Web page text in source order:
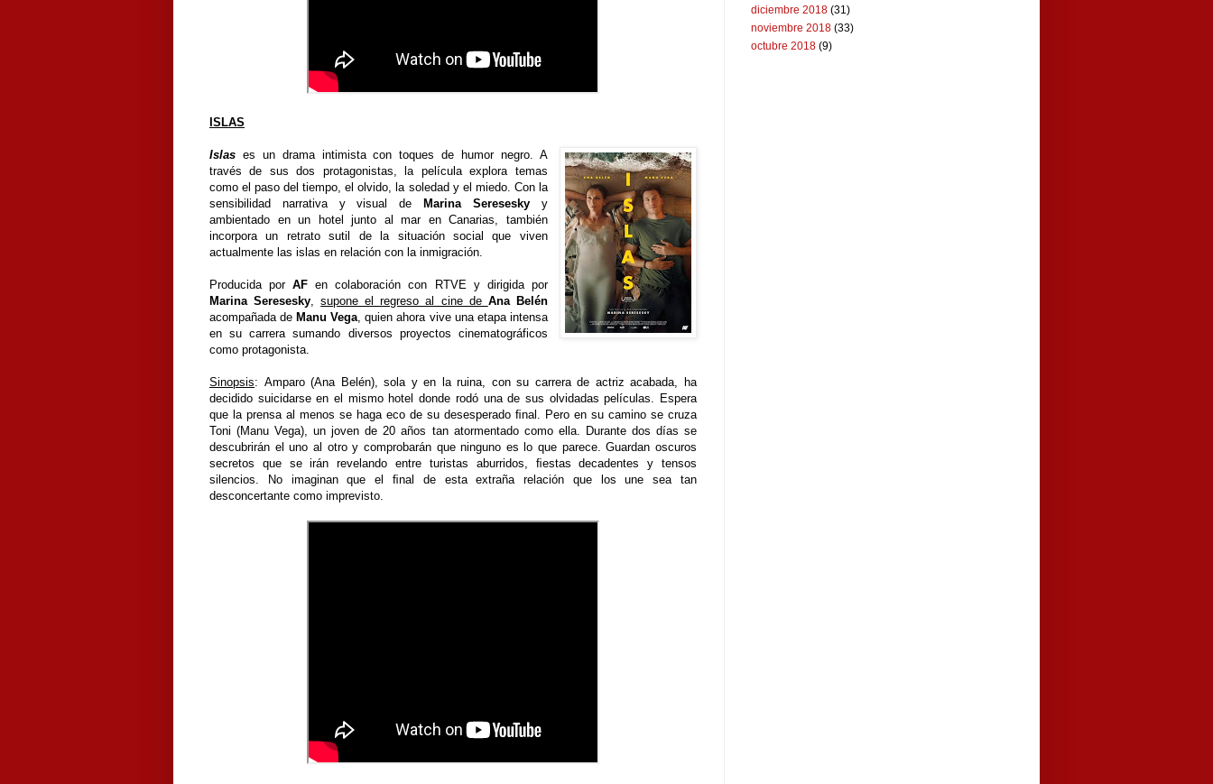
ISLAS
Islas es un drama intimista con toques de humor negro. A
través de sus dos protagonistas, la película explora temas
como el paso del tiempo, el olvido, la soledad y el miedo. Con la
sensibilidad narrativa y visual de
Marina Seresesky y
ambientado en un hotel junto al mar en Canarias, también
incorpora un retrato sutil de la situación social que viven
actualmente las islas en relación con la inmigración.
Producida porAFen colaboración con RTVE y dirigida por
Marina Seresesky,supone el regreso al cine de Ana Belén
acompañada de Manu Vega, quien ahora vive una etapa intensa
en su carrera sumando diversos proyectos cinematográficos
como protagonista.
Sinopsis: Amparo (Ana Belén), sola y en la ruina, con su carrera de actriz acabada, ha
decidido suicidarse en el mismo hotel donde rodó una de sus olvidadas películas. Espera
que la prensa al menos se haga eco de su desesperado ﬁnal. Pero en su camino se cruza
Toni (Manu Vega), un joven de 20 años tan atormentado como ella. Durante dos días se
descubrirán el uno al otro y comprobarán que ninguno es lo que parece. Guardan oscuros
secretos que se irán revelando entre turistas aburridos, ﬁestas decadentes y tensos
silencios. No imaginan que el ﬁnal de esta extraña relación que los une sea tan
desconcertante como imprevisto.
diciembre 2018 (31)
noviembre 2018 (33)
octubre 2018 (9)